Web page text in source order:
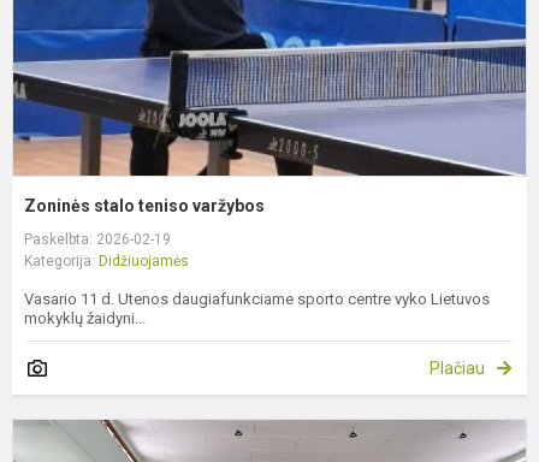
Zoninės stalo teniso varžybos
Paskelbta: 2026-02-19
Kategorija: Didžiuojamės
Vasario 11 d. Utenos daugiafunkciame sporto centre vyko Lietuvos
mokyklų žaidyni...
Plačiau